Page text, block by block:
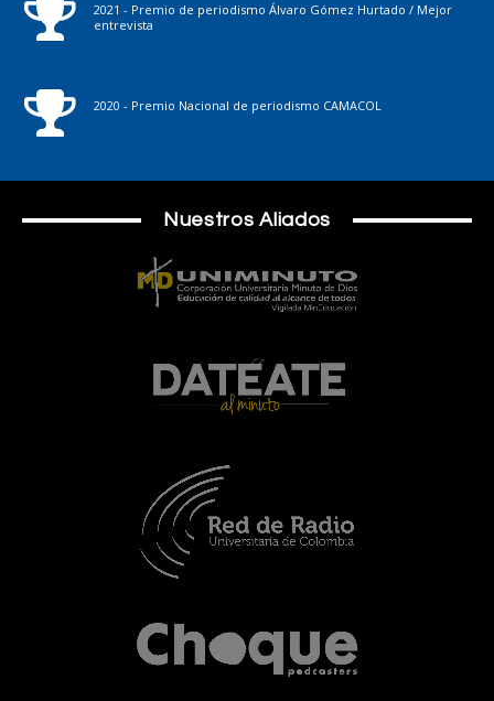
2021 - Premio de periodismo Álvaro Gómez Hurtado / Mejor
entrevista
2020 - Premio Nacional de periodismo CAMACOL
Nuestros Aliados